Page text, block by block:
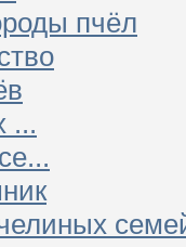
пчёл
...